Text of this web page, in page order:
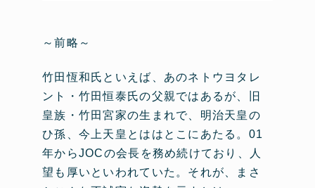
～前略～
竹田恆和氏といえば、あのネトウヨタレ
ント・竹田恒泰氏の父親ではあるが、旧
皇族・竹田宮家の生まれで、明治天皇の
ひ孫、今上天皇とははとこにあたる。01
年からJOCの会長を務め続けており、人
望も厚いといわれていた。それが、まさ